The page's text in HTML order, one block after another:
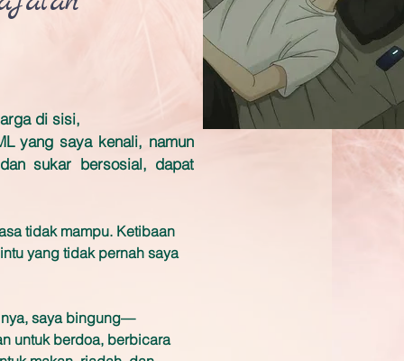
di sisi,
yang saya kenali, namun
sukar bersosial, dapat
tidak mampu. Ketibaan
yang tidak pernah saya
saya bingung—
untuk berdoa, berbicara